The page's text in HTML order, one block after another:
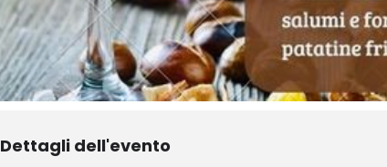
Dettagli dell'evento